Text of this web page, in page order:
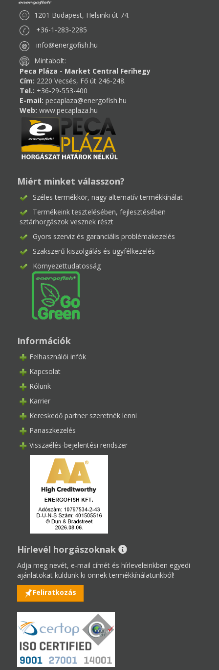
1201 Budapest, Helsinki út 74.
+36-1-283-2285
info@energofish.hu
Mintabolt:
Peca Pláza - Market Central Ferihegy
Cím: 2220 Vecsés, Fő út 246-248.
Tel.: +36-29-553-400
E-mail: pecaplaza@energofish.hu
Web: www.pecaplaza.hu
Miért minket válasszon?
Széles termékkör, nagy alternatív termékkínálat
Termékeink tesztelésében, fejlesztésében
sztárhorgászok vesznek részt
Gyors szerviz és garanciális problémakezelés
Szakszerű kiszolgálás és ügyfélkezelés
Környezettudatosság
Információk
Felhasználói infók
Kapcsolat
Rólunk
Karrier
Kereskedő partner szeretnék lenni
Panaszkezelés
Visszaélés-bejelentési rendszer
Hírlevél horgászoknak
Adja meg nevét, e-mail címét és hírleveleinkben egyedi
ajánlatokat küldünk ki önnek termékkínálatunkból!
Feliratkozás